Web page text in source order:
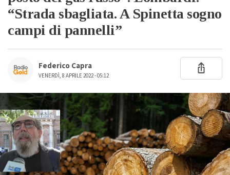
“Strada sbagliata. A Spinetta sogno
campi di pannelli”
Federico Capra
VENERDÌ, 8 APRILE 2022 - 05:12